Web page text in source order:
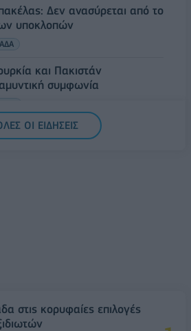
Δεν ανασύρεται από το
υποκλοπών
και Πακιστάν
συμφωνία
ΟΙ ΕΙΔΗΣΕΙΣ
στις κορυφαίες επιλογές